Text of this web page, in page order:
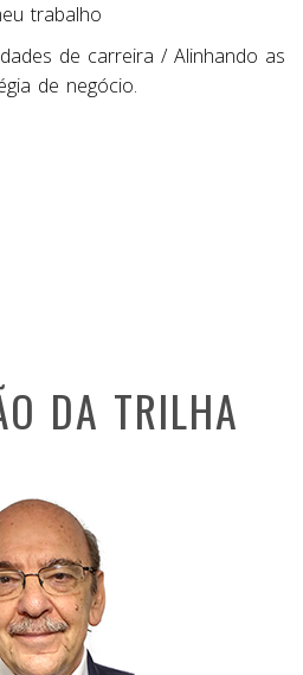
trabalho
de carreira / Alinhando as
de negócio.
DA TRILHA